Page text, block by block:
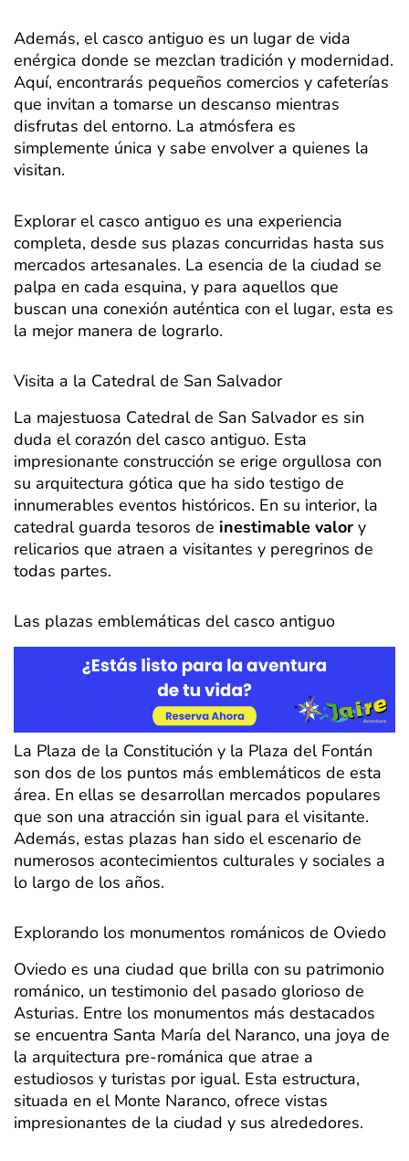
Además, el casco antiguo es un lugar de vida
enérgica donde se mezclan tradición y modernidad.
Aquí, encontrarás pequeños comercios y cafeterías
que invitan a tomarse un descanso mientras
disfrutas del entorno. La atmósfera es
simplemente única y sabe envolver a quienes la
visitan.
Explorar el casco antiguo es una experiencia
completa, desde sus plazas concurridas hasta sus
mercados artesanales. La esencia de la ciudad se
palpa en cada esquina, y para aquellos que
buscan una conexión auténtica con el lugar, esta es
la mejor manera de lograrlo.
Visita a la Catedral de San Salvador
La majestuosa Catedral de San Salvador es sin
duda el corazón del casco antiguo. Esta
impresionante construcción se erige orgullosa con
su arquitectura gótica que ha sido testigo de
innumerables eventos históricos. En su interior, la
catedral guarda tesoros de inestimable valor y
relicarios que atraen a visitantes y peregrinos de
todas partes.
Las plazas emblemáticas del casco antiguo
La Plaza de la Constitución y la Plaza del Fontán
son dos de los puntos más emblemáticos de esta
área. En ellas se desarrollan mercados populares
que son una atracción sin igual para el visitante.
Además, estas plazas han sido el escenario de
numerosos acontecimientos culturales y sociales a
lo largo de los años.
Explorando los monumentos románicos de Oviedo
Oviedo es una ciudad que brilla con su patrimonio
románico, un testimonio del pasado glorioso de
Asturias. Entre los monumentos más destacados
se encuentra Santa María del Naranco, una joya de
la arquitectura pre-románica que atrae a
estudiosos y turistas por igual. Esta estructura,
situada en el Monte Naranco, ofrece vistas
impresionantes de la ciudad y sus alrededores.